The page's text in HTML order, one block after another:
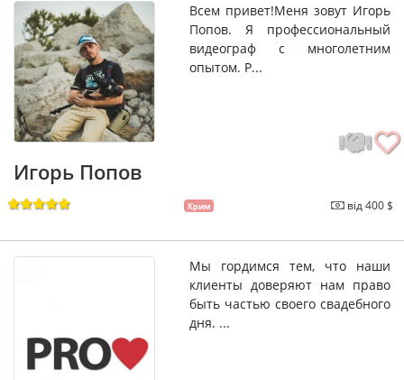
Всем привет!Меня зовут Игорь
Попов. Я профессиональный
видеограф с многолетним
опытом. Р...
Игорь Попов
Крим від 400 $
Мы гордимся тем, что наши
клиенты доверяют нам право
быть частью своего свадебного
дня. ...